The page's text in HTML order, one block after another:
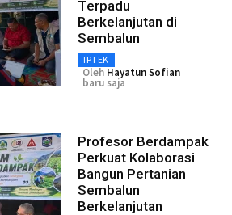
Terpadu
Berkelanjutan di
Sembalun
IPTEK
Oleh Hayatun Sofian
baru saja
Profesor Berdampak
Perkuat Kolaborasi
Bangun Pertanian
Sembalun
Berkelanjutan